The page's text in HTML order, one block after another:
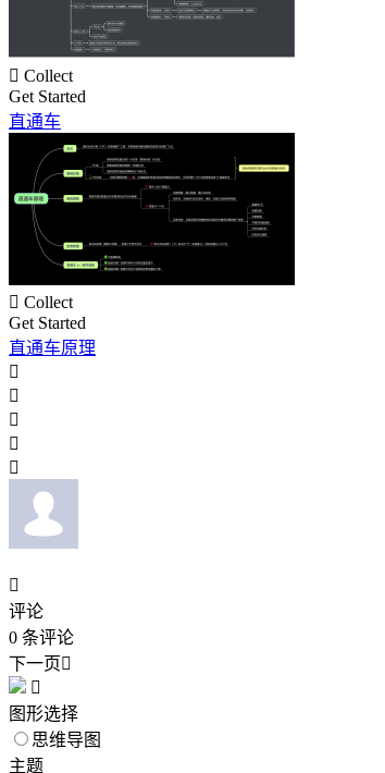
 Collect
Get Started
直通车
 Collect
Get Started
直通车原理






评论
0 条评论
下一页

图形选择
思维导图
主题